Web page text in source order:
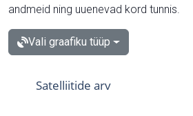
andmeid ning uuenevad kord tunnis.
Vali graafiku tüüp
Satelliitide arv